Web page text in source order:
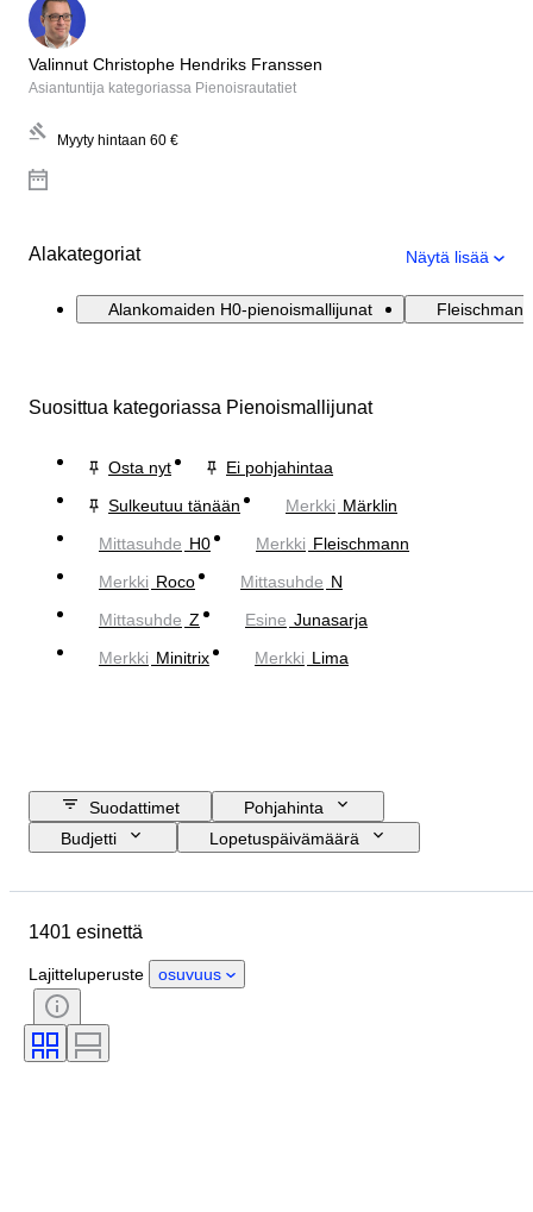
Valinnut Christophe Hendriks Franssen
Asiantuntija kategoriassa Pienoisrautatiet
Myyty hintaan 60 €
Alakategoriat Näytä lisää
Alankomaiden H0-pienoismallijunat
Suosittua kategoriassa Pienoismallijunat
Osta nyt
Ei pohjahintaa
Sulkeutuu tänään
Merkki Märklin
Mittasuhde H0 Merkki Fleischmann
Merkki Roco Mittasuhde N
Mittasuhde Z Esine Junasarja
Merkki Minitrix Merkki Lima
Suodattimet
Pohjahinta
Budjetti
Lopetuspäivämäärä
Kunto
Tyylisuuntaus
Mittasuhde
Kontrolli
Virtalähde
Aikakausi
1401 esinettä
Lajitteluperuste osuvuus